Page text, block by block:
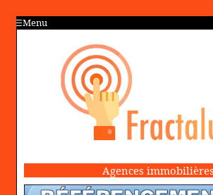
Menu
Agences immobilières